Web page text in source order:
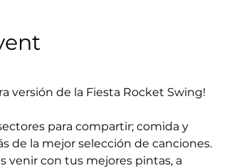
versión de la Fiesta Rocket Swing!
para compartir; comida y
de la mejor selección de canciones.
venir con tus mejores pintas, a